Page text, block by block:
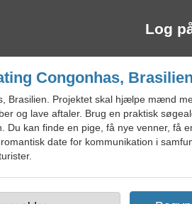
Log
Congonhas, Brasilien
Brasilien. Projektet skal hjælpe mænd
og lave aftaler. Brug en praktisk
kan finde en pige, få nye venner, få
date for kommunikation i